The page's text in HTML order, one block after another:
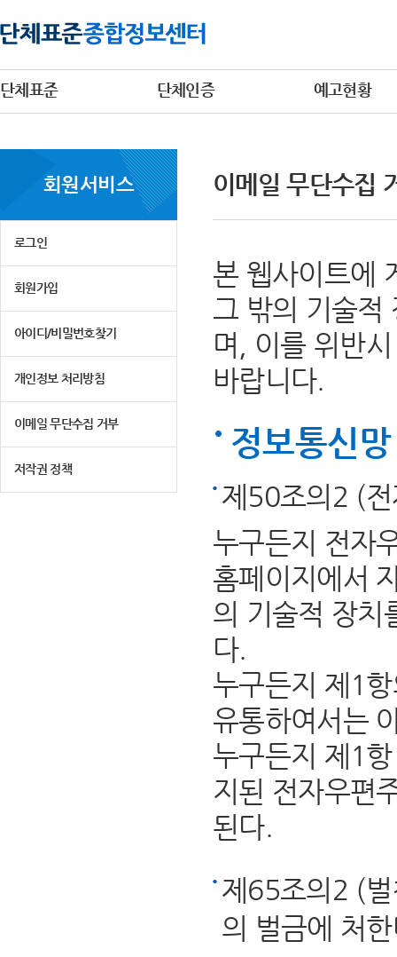
단체표준 단체인증 예고현황
회원서비스
로그인
회원가입
아이디/비밀번호찾기
개인정보 처리방침
이메일 무단수집 거부
저작권 정책
이메일 무단수집
본 웹사이트에
그 밖의 기술적
며, 이를 위반
바랍니다.
정보통신
제50조의2 (
누구든지 전자
홈페이지에서
의 기술적 장치
다.
누구든지 제1
유통하여서는
누구든지 제1
지된 전자우편
된다.
제65조의2 (
의 벌금에 처